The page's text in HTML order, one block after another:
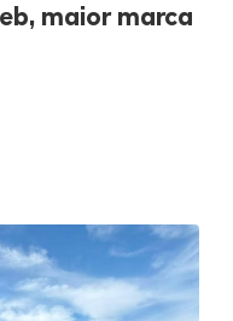
maior marca